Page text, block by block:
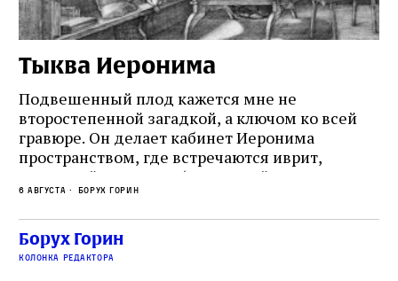
Тыква Иеронима
Подвешенный плод кажется мне не
второстепенной загадкой, а ключом ко всей
гравюре. Он делает кабинет Иеронима
пространством, где встречаются иврит,
греческий и латынь; буквальный смысл и
церковная традиция; филологическая
точность и понятность; переводчик,
убеждённый в необходимости исправления, и
читатель, воспринимающий исправление как
6 августа Борух Горин
Борух Горин
колонка редактора